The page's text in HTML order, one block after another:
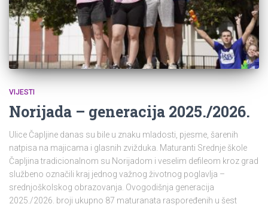
VIJESTI
Norijada – generacija 2025./2026.
Ulice Čapljine danas su bile u znaku mladosti, pjesme, šarenih
natpisa na majicama i glasnih zvižduka. Maturanti Srednje škole
Čapljina tradicionalnom su Norijadom i veselim defileom kroz grad
službeno označili kraj jednog važnog životnog poglavlja –
srednjoškolskog obrazovanja. Ovogodišnja generacija
2025./2026. broji ukupno 87 maturanata raspoređenih u šest